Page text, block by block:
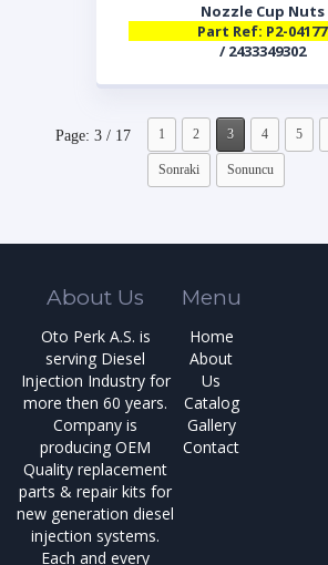
Nozzle Cup Nuts
Part Ref: P2-04177
/ 2433349302
Page: 3 / 17 1 2 3 4 5
Sonraki Sonuncu
About Us
Oto Perk A.S. is
serving Diesel
Injection Industry for
more then 60 years.
Company is
producing OEM
Quality replacement
parts & repair kits for
new generation diesel
injection systems.
Each and every
Menu
Home
About
Us
Catalog
Gallery
Contact